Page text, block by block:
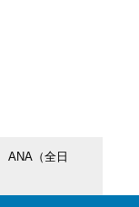
ANA（全日